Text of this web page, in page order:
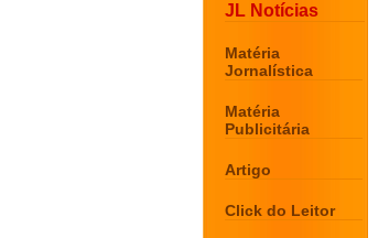
JL Notícias
Matéria
Jornalística
Matéria
Publicitária
Artigo
Click do Leitor